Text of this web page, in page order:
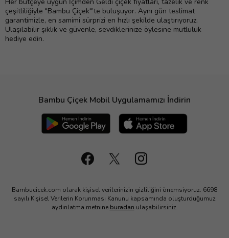
çeşitliliğiyle "Bambu Çiçek"’te buluşuyor. Aynı gün teslimat
garantimizle, en samimi sürprizi en hızlı şekilde ulaştırıyoruz.
Ulaşılabilir şıklık ve güvenle, sevdiklerinize öylesine mutluluk
hediye edin.
Bambu Çiçek Mobil Uygulamamızı İndirin
Bambucicek.com olarak kişisel verilerinizin gizliliğini önemsiyoruz. 6698
sayılı Kişisel Verilerin Korunması Kanunu kapsamında oluşturduğumuz
aydınlatma metnine buradan ulaşabilirsiniz.